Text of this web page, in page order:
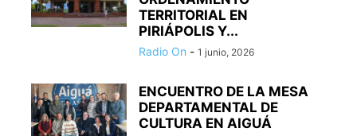
TERRITORIAL EN
PIRIÁPOLIS Y...
Radio On - 1 junio, 2026
ENCUENTRO DE LA MESA
DEPARTAMENTAL DE
CULTURA EN AIGUÁ